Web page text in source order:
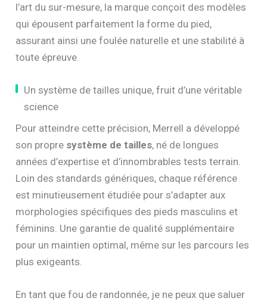
l’art du sur-mesure, la marque conçoit des modèles
qui épousent parfaitement la forme du pied,
assurant ainsi une foulée naturelle et une stabilité à
toute épreuve.
Un système de tailles unique, fruit d’une véritable
science
Pour atteindre cette précision, Merrell a développé
son propre système de tailles, né de longues
années d’expertise et d’innombrables tests terrain.
Loin des standards génériques, chaque référence
est minutieusement étudiée pour s’adapter aux
morphologies spécifiques des pieds masculins et
féminins. Une garantie de qualité supplémentaire
pour un maintien optimal, même sur les parcours les
plus exigeants.
En tant que fou de randonnée, je ne peux que saluer